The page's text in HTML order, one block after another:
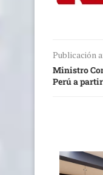
Publicación
Ministro
Perú a